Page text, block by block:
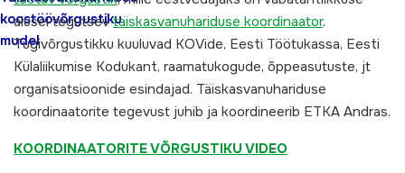
koostöövõrgustiku
mudel
alusel tegutsevtäiskasvanuhariduse koordinaator.
Tugivõrgustikku kuuluvad KOVide, Eesti Töötukassa, Eesti
Külaliikumise Kodukant, raamatukogude, õppeasutuste, jt
organisatsioonide esindajad. Täiskasvanuhariduse
koordinaatorite tegevust juhib ja koordineerib ETKA Andras.
KOORDINAATORITE VÕRGUSTIKU VIDEO